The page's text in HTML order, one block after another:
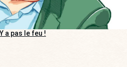
a pas le feu !